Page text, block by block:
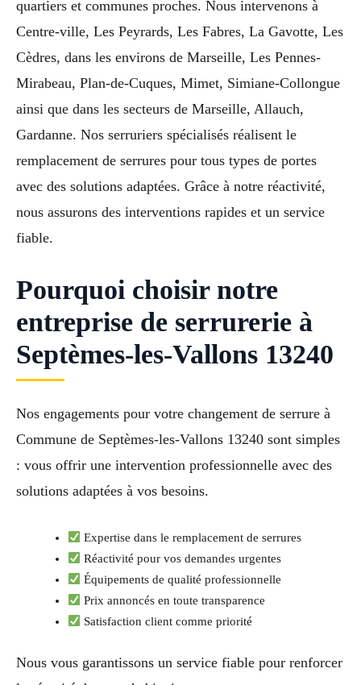
quartiers et communes proches. Nous intervenons à
Centre-ville, Les Peyrards, Les Fabres, La Gavotte, Les
Cèdres, dans les environs de Marseille, Les Pennes-
Mirabeau, Plan-de-Cuques, Mimet, Simiane-Collongue
ainsi que dans les secteurs de Marseille, Allauch,
Gardanne. Nos serruriers spécialisés réalisent le
remplacement de serrures pour tous types de portes
avec des solutions adaptées. Grâce à notre réactivité,
nous assurons des interventions rapides et un service
fiable.
Pourquoi choisir notre
entreprise de serrurerie à
Septèmes-les-Vallons 13240
Nos engagements pour votre changement de serrure à
Commune de Septèmes-les-Vallons 13240 sont simples
: vous offrir une intervention professionnelle avec des
solutions adaptées à vos besoins.
Expertise dans le remplacement de serrures
Réactivité pour vos demandes urgentes
Équipements de qualité professionnelle
Prix annoncés en toute transparence
Satisfaction client comme priorité
Nous vous garantissons un service fiable pour renforcer